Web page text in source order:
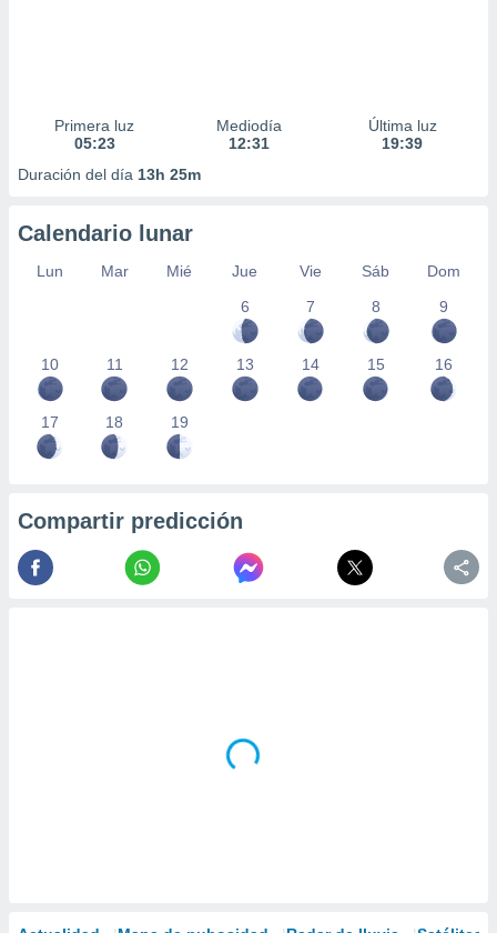
Primera luz
05:23
Mediodía
12:31
Última luz
19:39
Duración del día 13h 25m
Calendario lunar
Lun Mar Mié Jue Vie Sáb
Dom
6
7 8 9
10 11 12 13 14 15 16
17 18 19
Compartir predicción